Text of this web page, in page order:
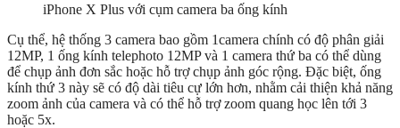
iPhone X Plus với cụm camera ba ống kính
Cụ thể, hệ thống 3 camera bao gồm 1camera chính có độ phân giải
12MP, 1 ống kính telephoto 12MP và 1 camera thứ ba có thể dùng
để chụp ảnh đơn sắc hoặc hỗ trợ chụp ảnh góc rộng. Đặc biệt, ống
kính thứ 3 này sẽ có độ dài tiêu cự lớn hơn, nhằm cải thiện khả năng
zoom ảnh của camera và có thể hỗ trợ zoom quang học lên tới 3
hoặc 5x.